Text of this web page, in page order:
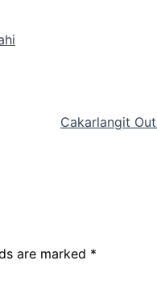
Cakarlangit
are marked *